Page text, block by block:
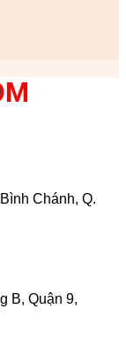
Chánh, Q.
B, Quận 9,